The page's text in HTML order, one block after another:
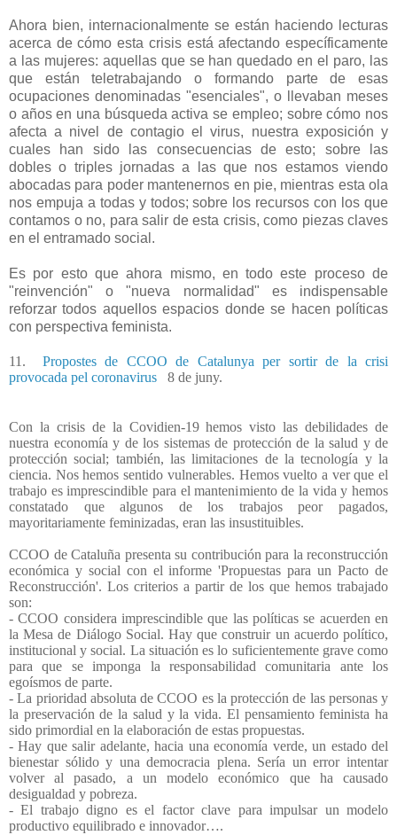
Ahora bien, internacionalmente se están haciendo lecturas
acerca de cómo esta crisis está afectando específicamente
a las mujeres: aquellas que se han quedado en el paro, las
que están teletrabajando o formando parte de esas
ocupaciones denominadas "esenciales", o llevaban meses
o años en una búsqueda activa se empleo; sobre cómo nos
afecta a nivel de contagio el virus, nuestra exposición y
cuales han sido las consecuencias de esto; sobre las
dobles o triples jornadas a las que nos estamos viendo
abocadas para poder mantenernos en pie, mientras esta ola
nos empuja a todas y todos; sobre los recursos con los que
contamos o no, para salir de esta crisis, como piezas claves
en el entramado social.
Es por esto que ahora mismo, en todo este proceso de
"reinvención" o "nueva normalidad" es indispensable
reforzar todos aquellos espacios donde se hacen políticas
con perspectiva feminista.
11.
Propostes de CCOO de Catalunya per sortir de la crisi
provocada pel coronavirus
8 de juny.
Con la crisis de la Covidien-19 hemos visto las debilidades de
nuestra economía y de los sistemas de protección de la salud y de
protección social; también, las limitaciones de la tecnología y la
ciencia. Nos hemos sentido vulnerables. Hemos vuelto a ver que el
trabajo es imprescindible para el mantenimiento de la vida y hemos
constatado que algunos de los trabajos peor pagados,
mayoritariamente feminizadas, eran las insustituibles.
CCOO de Cataluña presenta su contribución para la reconstrucción
económica y social con el informe 'Propuestas para un Pacto de
Reconstrucción'. Los criterios a partir de los que hemos trabajado
son:
- CCOO considera imprescindible que las políticas se acuerden en
la Mesa de Diálogo Social. Hay que construir un acuerdo político,
institucional y social. La situación es lo suficientemente grave como
para que se imponga la responsabilidad comunitaria ante los
egoísmos de parte.
- La prioridad absoluta de CCOO es la protección de las personas y
la preservación de la salud y la vida. El pensamiento feminista ha
sido primordial en la elaboración de estas propuestas.
- Hay que salir adelante, hacia una economía verde, un estado del
bienestar sólido y una democracia plena. Sería un error intentar
volver al pasado, a un modelo económico que ha causado
desigualdad y pobreza.
- El trabajo digno es el factor clave para impulsar un modelo
productivo equilibrado e innovador….